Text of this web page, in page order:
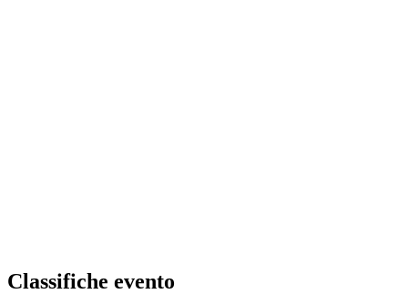
Classifiche evento